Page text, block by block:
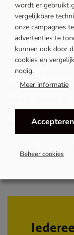
Technologie
Ja, je bent
en een iPad in je
just in time,
organisatie en
kunnen zijn. Aan
gewoon aan je
wordt er gebruikt
vergelijkbare
onze campagnes
advertenties te
kunnen ook door
cookies en
nodig.
Meer informatie
Accepteren
Beheer cookies